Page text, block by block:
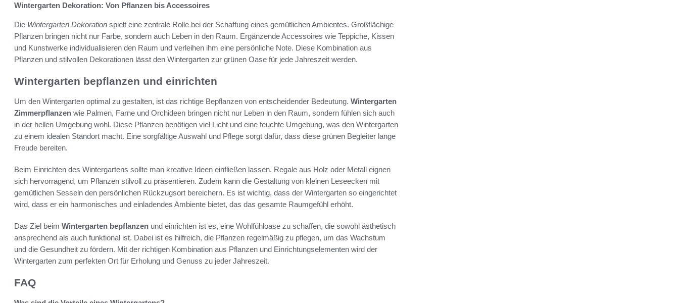
Wintergarten Dekoration: Von Pflanzen bis Accessoires
Die Wintergarten Dekoration spielt eine zentrale Rolle bei der Schaffung eines gemütlichen Ambientes. Großflächige
Pflanzen bringen nicht nur Farbe, sondern auch Leben in den Raum. Ergänzende Accessoires wie Teppiche, Kissen
und Kunstwerke individualisieren den Raum und verleihen ihm eine persönliche Note. Diese Kombination aus
Pflanzen und stilvollen Dekorationen lässt den Wintergarten zur grünen Oase für jede Jahreszeit werden.
Wintergarten bepflanzen und einrichten
Um den Wintergarten optimal zu gestalten, ist das richtige Bepflanzen von entscheidender Bedeutung. Wintergarten
Zimmerpflanzen wie Palmen, Farne und Orchideen bringen nicht nur Leben in den Raum, sondern fühlen sich auch
in der hellen Umgebung wohl. Diese Pflanzen benötigen viel Licht und eine feuchte Umgebung, was den Wintergarten
zu einem idealen Standort macht. Eine sorgfältige Auswahl und Pflege sorgt dafür, dass diese grünen Begleiter lange
Freude bereiten.
Beim Einrichten des Wintergartens sollte man kreative Ideen einfließen lassen. Regale aus Holz oder Metall eignen
sich hervorragend, um Pflanzen stilvoll zu präsentieren. Zudem kann die Gestaltung von kleinen Leseecken mit
gemütlichen Sesseln den persönlichen Rückzugsort bereichern. Es ist wichtig, dass der Wintergarten so eingerichtet
wird, dass er ein harmonisches und einladendes Ambiente bietet, das das gesamte Raumgefühl erhöht.
Das Ziel beim Wintergarten bepflanzen und einrichten ist es, eine Wohlfühloase zu schaffen, die sowohl ästhetisch
ansprechend als auch funktional ist. Dabei ist es hilfreich, die Pflanzen regelmäßig zu pflegen, um das Wachstum
und die Gesundheit zu fördern. Mit der richtigen Kombination aus Pflanzen und Einrichtungselementen wird der
Wintergarten zum perfekten Ort für Erholung und Genuss zu jeder Jahreszeit.
FAQ